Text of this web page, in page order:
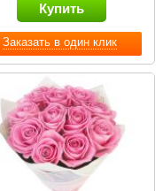
Заказать в один клик
Купить